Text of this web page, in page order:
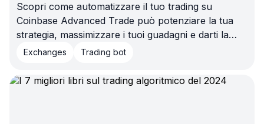
Scopri come automatizzare il tuo trading su
Coinbase Advanced Trade può potenziare la tua
strategia, massimizzare i tuoi guadagni e darti la
libertà di allontanarti dallo schermo.
Exchanges Trading bot